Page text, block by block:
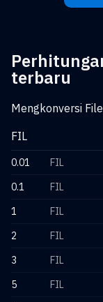
terbaru
Mengkonversi
FIL
0.01 FIL
0.1
FIL
1
FIL
2
FIL
3
FIL
5
FIL